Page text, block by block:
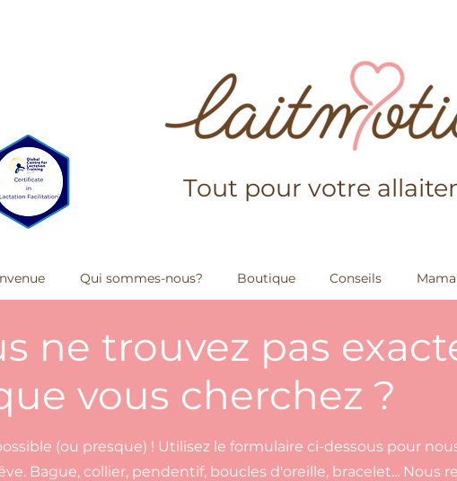
Tout pour votre
Qui sommes-nous? Boutique Conseils
ne trouvez pas
vous cherchez ?
(ou presque) ! Utilisez le formulaire ci-dessous pour
Bague, collier, pendentif, boucles d'oreille, bracelet... Nous